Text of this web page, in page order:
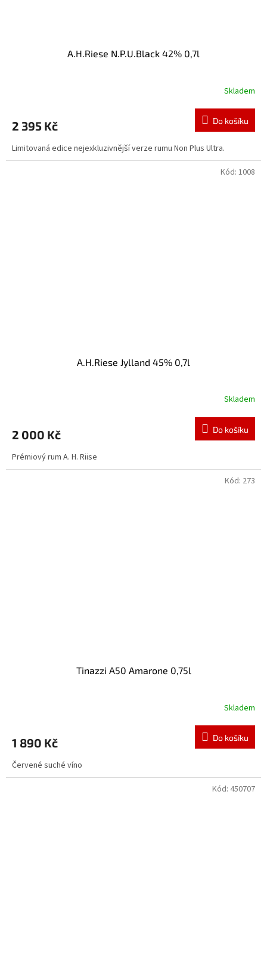
A.H.Riese N.P.U.Black 42% 0,7l
Skladem
2 395 Kč Do košíku
Limitovaná edice nejexkluzivnější verze rumu Non Plus Ultra.
A.H.Riese Jylland 45% 0,7l
Skladem
2 000 Kč Do košíku
Prémiový rum A. H. Riise
Kód: 1008
Tinazzi A50 Amarone 0,75l
je
z
5
Skladem
1 890 Kč Do košíku
Červené suché víno
Kód: 273
Kód: 450707